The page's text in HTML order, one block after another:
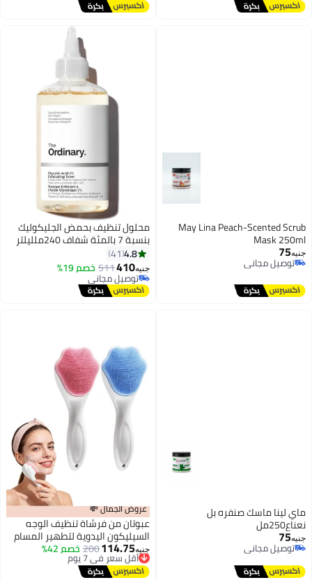
توصيل مجاني
May Lina Peach-Scented Scrub
Mask 250ml
جنيه75
توصيل مجاني
محلول تنظيف بحمض الجليكوليك
بنسبة 7 بالمئة شفاف 240ملليلتر
4.8
41
جنيه410
511 خصم 19%
توصيل مجاني
توصيل مجاني
ماي لينا ماسك صنفره بل
نعناع250مل
جنيه75
توصيل مجاني
توصيل مجاني
عروض الجمال 💸
عبوتان من فرشاة تنظيف الوجه
السيليكون اليدوية لتطهير المسام
بعمق وتقشير البشرة بلطف وإزالة
المكياج للبشرة الحساسة
جنيه114.75
200 خصم 42% أقل سعر في 7 يوم
توصيل مجاني
أقل سعر في 7 يوم